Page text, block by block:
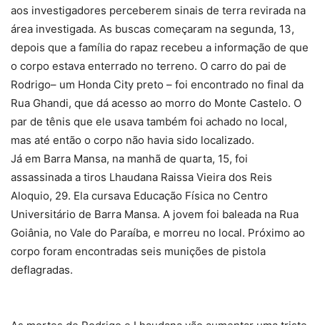
aos investigadores perceberem sinais de terra revirada na
área investigada. As buscas começaram na segunda, 13,
depois que a família do rapaz recebeu a informação de que
o corpo estava enterrado no terreno. O carro do pai de
Rodrigo– um Honda City preto – foi encontrado no final da
Rua Ghandi, que dá acesso ao morro do Monte Castelo. O
par de tênis que ele usava também foi achado no local,
mas até então o corpo não havia sido localizado.
Já em Barra Mansa, na manhã de quarta, 15, foi
assassinada a tiros Lhaudana Raissa Vieira dos Reis
Aloquio, 29. Ela cursava Educação Física no Centro
Universitário de Barra Mansa. A jovem foi baleada na Rua
Goiânia, no Vale do Paraíba, e morreu no local. Próximo ao
corpo foram encontradas seis munições de pistola
deflagradas.